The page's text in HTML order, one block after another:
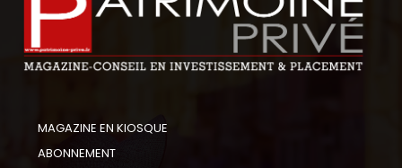
MAGAZINE EN KIOSQUE
ABONNEMENT